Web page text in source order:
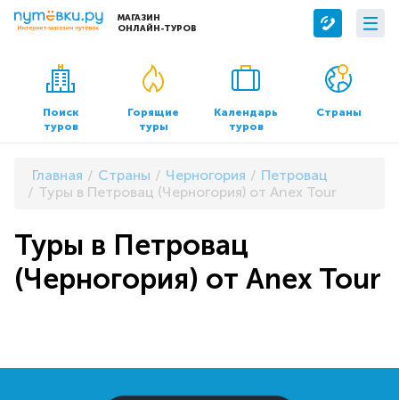
МАГАЗИН
ОНЛАЙН-ТУРОВ
Сервисы
Бронирование отелей
Трансфер
О компании
О нас
Контакты
Документы и реквизиты
Поиск
туров
Горящие
туры
Календарь
туров
Страны
Главная Страны Черногория
Петровац
Туры в Петровац (Черногория) от Anex Tour
Туры в Петровац
(Черногория) от Anex Tour